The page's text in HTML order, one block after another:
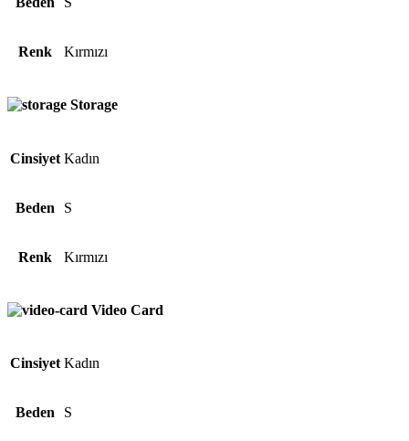
Renk Kırmızı
Storage
Cinsiyet Kadın
Beden S
Renk Kırmızı
Video Card
Cinsiyet Kadın
Beden S